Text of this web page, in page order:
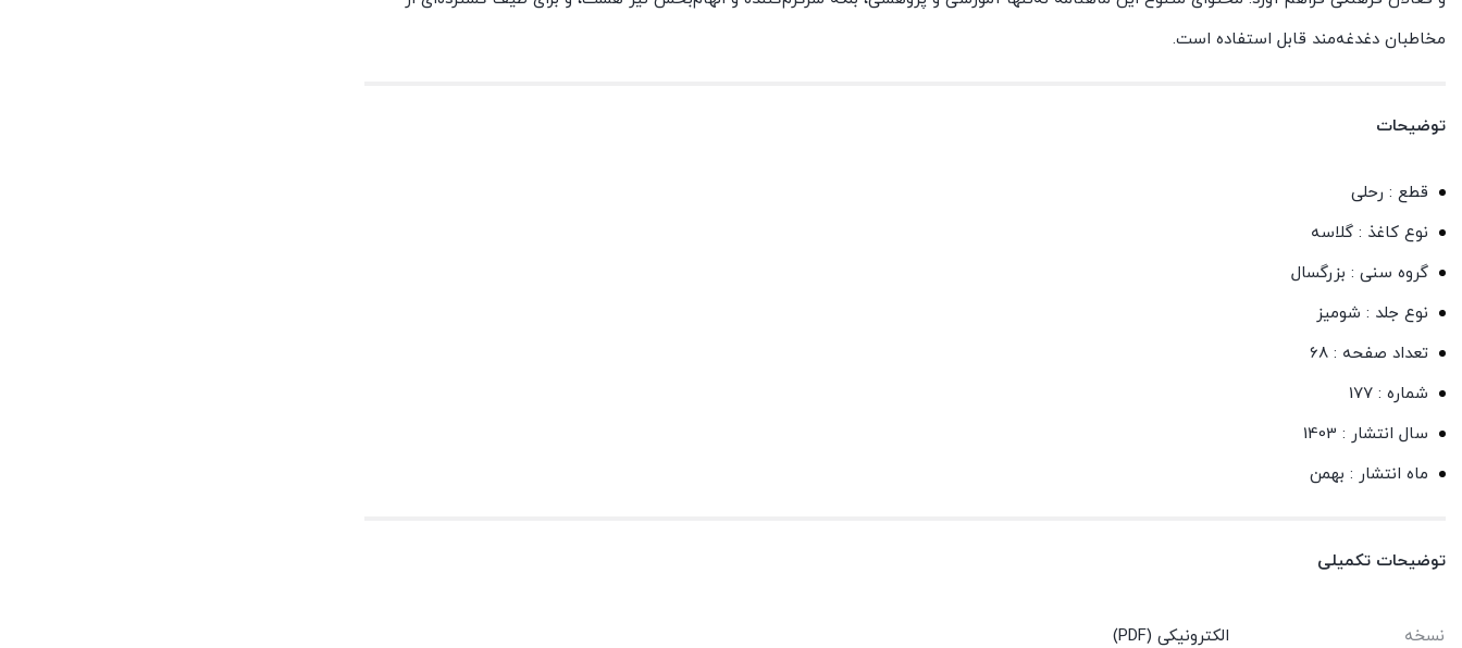
مخاطبان دغدغه‌مند قابل استفاده است.
توضیحات
قطع : رحلی
نوع کاغذ : گلاسه
گروه سنی : بزرگسال
نوع جلد : شومیز
تعداد صفحه : 68
شماره : 177
سال انتشار : 1403
ماه انتشار : بهمن
توضیحات تکمیلی
نسخه الکترونیکی (PDF)